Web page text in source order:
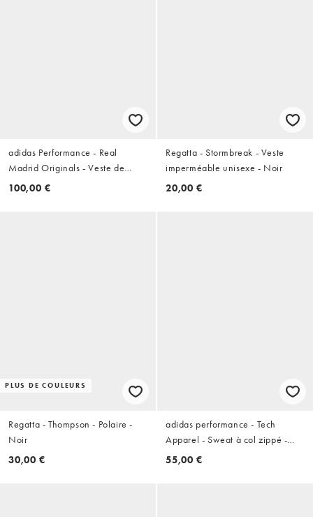
adidas Performance - Real
Madrid Originals - Veste de
survêtement - Blanc
100,00 €
Regatta - Stormbreak - Veste
imperméable unisexe - Noir
20,00 €
PLUS DE COULEURS
Regatta - Thompson - Polaire -
Noir
30,00 €
adidas performance - Tech
Apparel - Sweat à col zippé -
Noir
55,00 €